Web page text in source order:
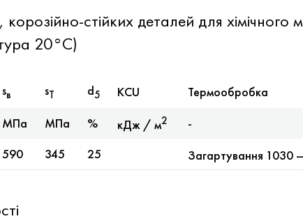
корозійно-стійких деталей для
20°С)
sв sT d5 KCU
Термообробка
МПа МПа % кДж / м2
-
590 345 25 Загартування 1030